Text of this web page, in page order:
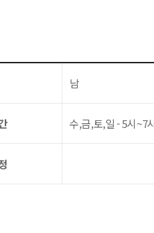
남
수,금,토,일 - 5시~7